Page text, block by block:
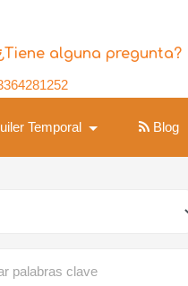
alguna pregunta?
Temporal Blog